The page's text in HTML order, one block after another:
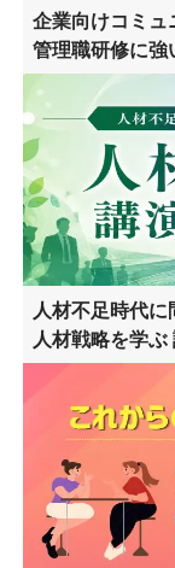
企業向けコミュ
管理職研修に強
人材不足時代
人材戦略を学